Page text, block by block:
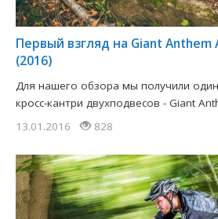
Первый взгляд на Giant Anthem
(2016)
Для нашего обзора мы получили
кросс-кантри двухподвесов - Giant
13.01.2016
828